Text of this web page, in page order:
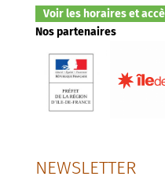
Voir les horaires et
Nos partenaires
NEWSLETTER